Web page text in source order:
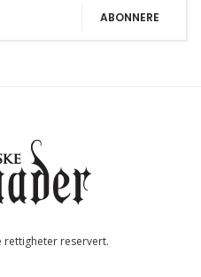
ABONNERE
rettigheter reservert.